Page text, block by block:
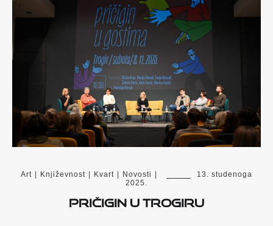
Art Književnost Kvart Novosti
13. studenoga
2025.
Pričigin u Trogiru